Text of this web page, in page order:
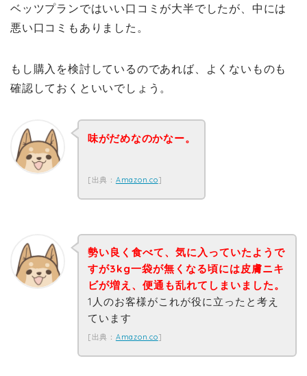
ベッツプランではいい口コミが大半でしたが、中には
悪い口コミもありました。
もし購入を検討しているのであれば、よくないものも
確認しておくといいでしょう。
味がだめなのかなー。
[出典： Amazon.co]
勢い良く食べて、気に入っていたようで
すが3kg一袋が無くなる頃には皮膚ニキ
ビが増え、便通も乱れてしまいました。
1人のお客様がこれが役に立ったと考え
ています
[出典： Amazon.co]